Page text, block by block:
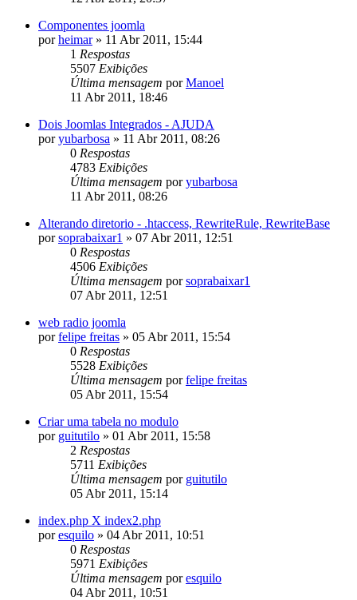
Componentes joomla
porheimar» 11 Abr 2011, 15:44
1 Respostas
5507 Exibições
Última mensagem porManoel
11 Abr 2011, 18:46
Dois Joomlas Integrados - AJUDA
poryubarbosa » 11 Abr 2011, 08:26
0 Respostas
4783 Exibições
Última mensagem poryubarbosa
11 Abr 2011, 08:26
Alterando diretorio - .htaccess, RewriteRule, RewriteBase
porsoprabaixar1 » 07 Abr 2011, 12:51
0 Respostas
4506 Exibições
Última mensagem porsoprabaixar1
07 Abr 2011, 12:51
web radio joomla
porfelipe freitas » 05 Abr 2011, 15:54
0 Respostas
5528 Exibições
Última mensagem porfelipe freitas
05 Abr 2011, 15:54
Criar uma tabela no modulo
por guitutilo » 01 Abr 2011, 15:58
2 Respostas
5711 Exibições
Última mensagem por guitutilo
05 Abr 2011, 15:14
index.php X index2.php
poresquilo » 04 Abr 2011, 10:51
0 Respostas
5971 Exibições
Última mensagem poresquilo
04 Abr 2011, 10:51